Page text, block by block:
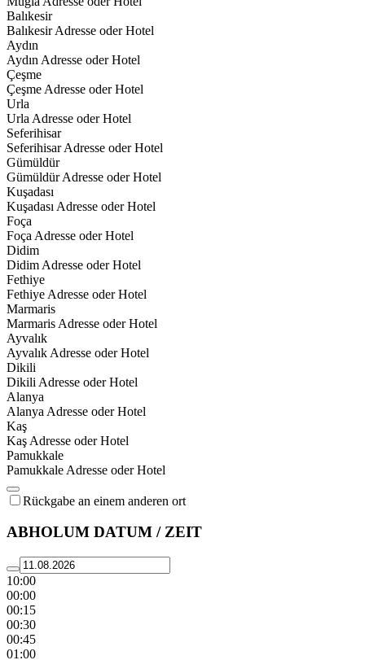
Balıkesir
Balıkesir Adresse oder Hotel
Aydın
Aydın Adresse oder Hotel
Çeşme
Çeşme Adresse oder Hotel
Urla
Urla Adresse oder Hotel
Seferihisar
Seferihisar Adresse oder Hotel
Gümüldür
Gümüldür Adresse oder Hotel
Kuşadası
Kuşadası Adresse oder Hotel
Foça
Foça Adresse oder Hotel
Didim
Didim Adresse oder Hotel
Fethiye
Fethiye Adresse oder Hotel
Marmaris
Marmaris Adresse oder Hotel
Ayvalık
Ayvalık Adresse oder Hotel
Dikili
Dikili Adresse oder Hotel
Alanya
Alanya Adresse oder Hotel
Kaş
Kaş Adresse oder Hotel
Pamukkale
Pamukkale Adresse oder Hotel
Rückgabe an einem anderen ort
ABHOLUM DATUM / ZEIT
10:00
00:00
00:15
00:30
00:45
01:00